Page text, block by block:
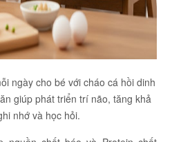
ngày cho bé với cháo cá hồi dinh
giúp phát triển trí não, tăng khả
nhớ và học hỏi.